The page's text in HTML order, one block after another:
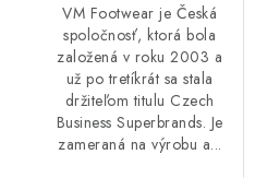
VM Footwear je Česká
spoločnosť, ktorá bola
založená v roku 2003 a
už po tretíkrát sa stala
držiteľom titulu Czech
Business Superbrands. Je
zameraná na výrobu a...